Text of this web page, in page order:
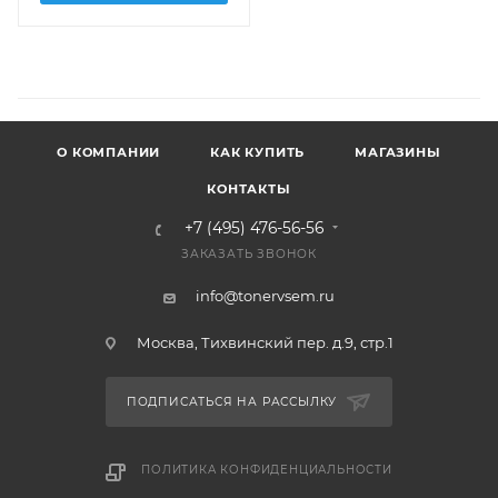
О КОМПАНИИ КАК КУПИТЬ МАГАЗИНЫ
КОНТАКТЫ
+7 (495) 476-56-56
ЗАКАЗАТЬ ЗВОНОК
info@tonervsem.ru
Москва, Тихвинский пер. д.9, стр.1
ПОДПИСАТЬСЯ НА РАССЫЛКУ
ПОЛИТИКА КОНФИДЕНЦИАЛЬНОСТИ